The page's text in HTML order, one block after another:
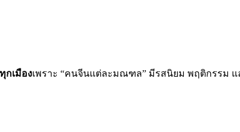
กเมืองเพราะ “คนจีนแต่ละมณฑล” มีรสนิยม พฤติกรรม